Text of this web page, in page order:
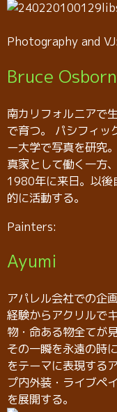
Photography and VJ:
Bruce Osborn
南カリフォルニアで
で育つ。 パシフィッ
ー大学で写真を研究
真家として働く一方
1980年に来日。以後
的に活動する。
Painters:
Ayumi
アパレル会社での企
経験からアクリルで
物・命ある物全てが
その一瞬を永遠の時
をテーマに表現する
プ内外装・ライブペ
を展開する。